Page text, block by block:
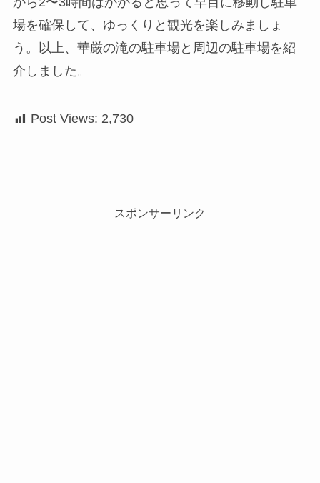
場を確保して、ゆっくりと観光を楽しみましょ
う。以上、華厳の滝の駐車場と周辺の駐車場を紹
介しました。
Post Views: 2,730
スポンサーリンク